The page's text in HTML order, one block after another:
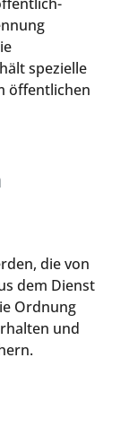
spezielle
öffentlichen
die von
dem Dienst
Ordnung
und